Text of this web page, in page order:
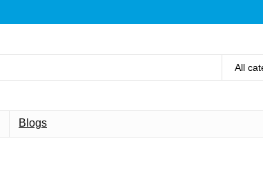
All
Blogs